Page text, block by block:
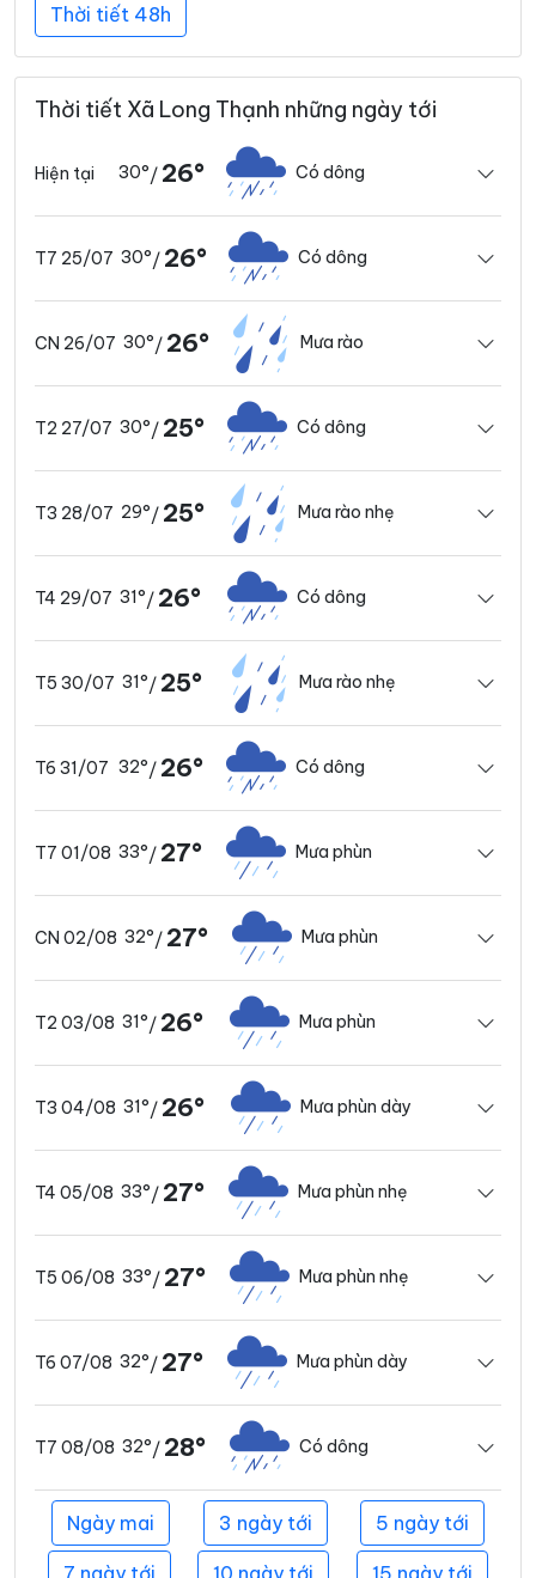
Thời tiết 48h
Thời tiết Xã Long Thạnh những ngày tới
Hiện tại 30°/ 26° Có dông
T7 25/07 30°/ 26° Có dông
CN 26/07 30°/ 26° Mưa rào
T2 27/07 30°/ 25° Có dông
T3 28/07 29°/ 25° Mưa rào nhẹ
T4 29/07 31°/ 26° Có dông
T5 30/07 31°/ 25° Mưa rào nhẹ
T6 31/07 32°/ 26° Có dông
T7 01/08 33°/ 27° Mưa phùn
CN 02/08 32°/ 27° Mưa phùn
T2 03/08 31°/ 26° Mưa phùn
T3 04/08 31°/ 26° Mưa phùn dày
T4 05/08 33°/ 27° Mưa phùn nhẹ
T5 06/08 33°/ 27° Mưa phùn nhẹ
T6 07/08 32°/ 27° Mưa phùn dày
T7 08/08 32°/ 28° Có dông
Ngày mai 3 ngày tới 5 ngày tới
7 ngày tới 10 ngày tới 15 ngày tới